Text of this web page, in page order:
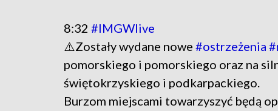
8:32 #IMGWlive
⚠️Zostały wydane nowe #ostrzeżenia
pomorskiego i pomorskiego oraz na
świętokrzyskiego i podkarpackiego.
Burzom miejscami towarzyszyć będą